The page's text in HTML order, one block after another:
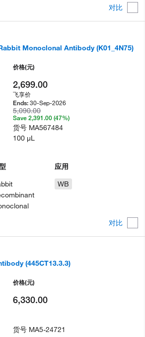
对比
Monoclonal Antibody (K01_4N75)
对比
应用
WB
价格(元)
2,699.00
飞享价
Ends:30-Sep-2026
5,090.00
Save 2,391.00 (47%)
货号 MA567484
100 µL
(445CT13.3.3)
价格(元)
6,330.00
货号 MA5-24721